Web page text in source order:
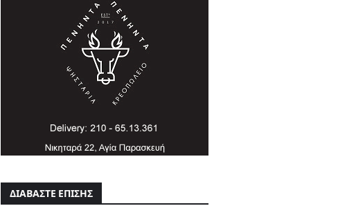
ΔΙΑΒΑΣΤΕ ΕΠΙΣΗΣ